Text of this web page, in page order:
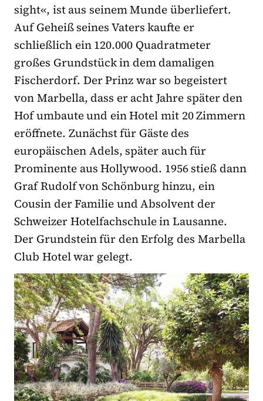
sight«, ist aus seinem Munde überliefert.
Auf Geheiß seines Vaters kaufte er
schließlich ein 120.000 Quadratmeter
großes Grundstück in dem damaligen
Fischerdorf. Der Prinz war so begeistert
von Marbella, dass er acht Jahre später den
Hof umbaute und ein Hotel mit 20 Zimmern
eröffnete. Zunächst für Gäste des
europäischen Adels, später auch für
Prominente aus Hollywood. 1956 stieß dann
Graf Rudolf von Schönburg hinzu, ein
Cousin der Familie und Absolvent der
Schweizer Hotelfachschule in Lausanne.
Der Grundstein für den Erfolg des Marbella
Club Hotel war gelegt.